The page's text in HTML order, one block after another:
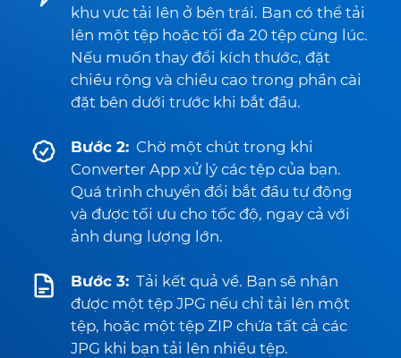
khu vực tải lên ở bên trái. Bạn có thể tải
lên một tệp hoặc tối đa 20 tệp cùng lúc.
Nếu muốn thay đổi kích thước, đặt
chiều rộng và chiều cao trong phần cài
đặt bên dưới trước khi bắt đầu.
Bước 2: Chờ một chút trong khi
Converter App xử lý các tệp của bạn.
Quá trình chuyển đổi bắt đầu tự động
và được tối ưu cho tốc độ, ngay cả với
ảnh dung lượng lớn.
Bước 3: Tải kết quả về. Bạn sẽ nhận
được một tệp JPG nếu chỉ tải lên một
tệp, hoặc một tệp ZIP chứa tất cả các
JPG khi bạn tải lên nhiều tệp.